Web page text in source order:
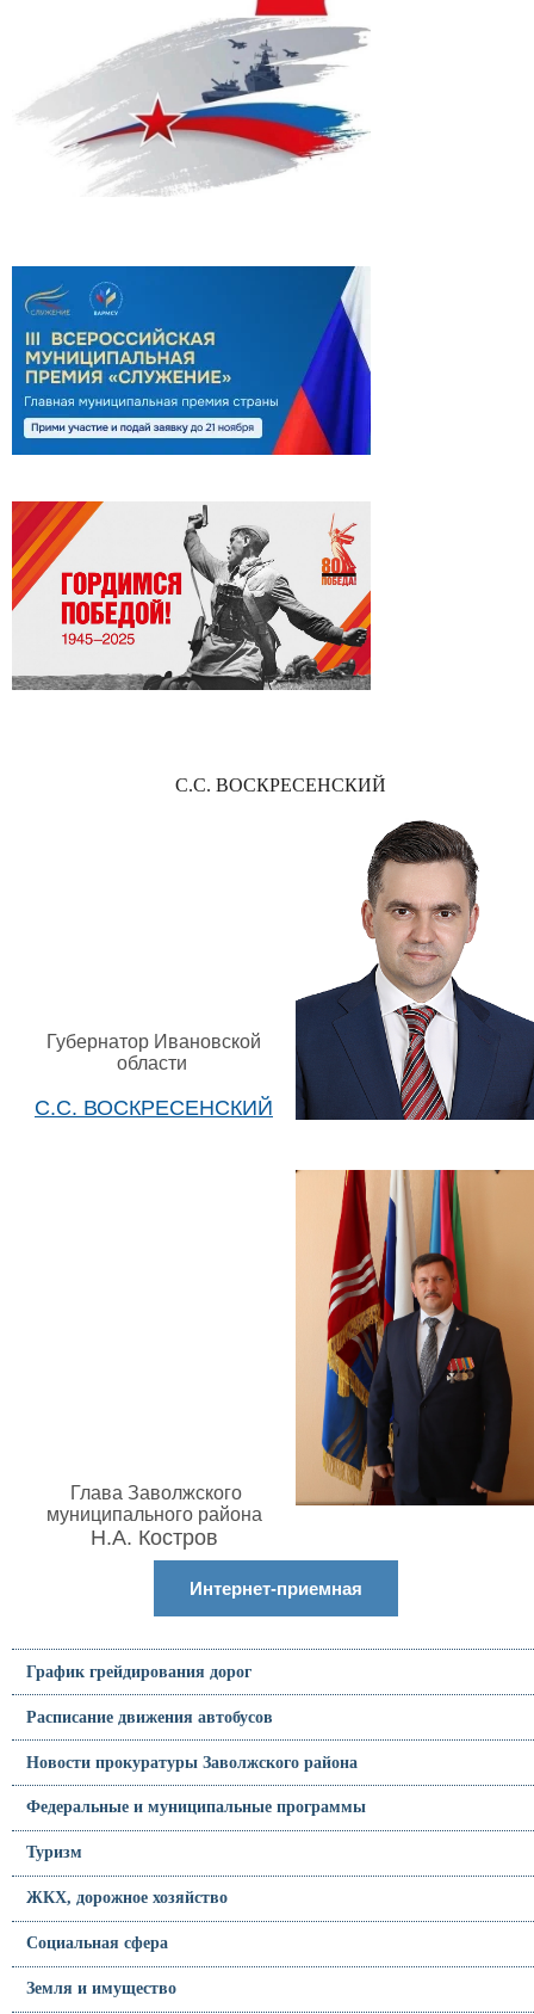
С.С. ВОСКРЕСЕНСКИЙ
Губернатор Ивановской
области
С.С. ВОСКРЕСЕНСКИЙ
Глава Заволжского
муниципального района
Н.А. Костров
Интернет-приемная
График грейдирования дорог
Расписание движения автобусов
Новости прокуратуры Заволжского района
Федеральные и муниципальные программы
Туризм
ЖКХ, дорожное хозяйство
Социальная сфера
Земля и имущество